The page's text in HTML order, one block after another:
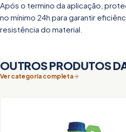
Após o termino da aplicação,
no mínimo 24h para garantir
resistência do material.
OUTROS PRODUTOS
Ver categoria completa